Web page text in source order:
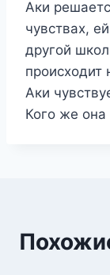
Аки
чувствах,
другой
происходит
Аки
Кого же